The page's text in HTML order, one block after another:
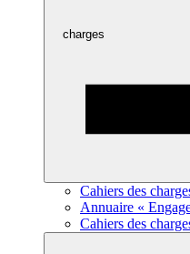
charges
Cahiers des
Annuaire «
Cahiers des